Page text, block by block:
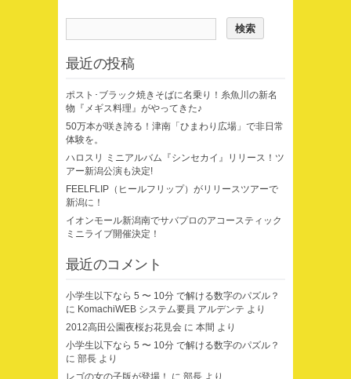
最近の投稿
ポスト･ブラック焼きそばに名乗り！糸魚川の新名
物『メギス料理』がやってきた♪
50万本が咲き誇る！津南「ひまわり広場」で非日常
体験を。
ハロスリ ミニアルバム『シンセカイ』リリース！ツ
アー新潟公演も決定!
FEELFLIP（ヒールフリップ）がリリースツアーで
新潟に！
イオンモール新潟南でサバプロのアコースティック
ミニライブ開催決定！
最近のコメント
小学生以下なら 5 〜 10分 で解ける数字のパズル？
に KomachiWEB システム要員 アルデンテ より
2012高田公園夜桜お花見会 に 本間 より
小学生以下なら 5 〜 10分 で解ける数字のパズル？
に 部長 より
レゴの女の子版が登場！
に 部長 より